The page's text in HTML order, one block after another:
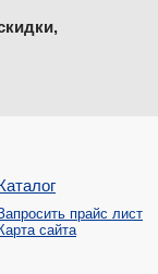
прайс лист
сайта